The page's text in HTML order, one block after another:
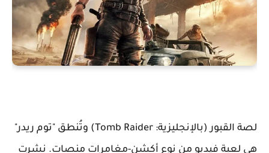
لصة القبور (بالإنجليزية: Tomb Raider)‏ وتُنطق "توم ريدر"
هي لعبة فيديو من نوع أكشن-مغامرات منصات. نشرت